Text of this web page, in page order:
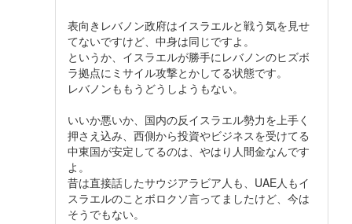
表向きレバノン政府はイスラエルと戦う気を見せ
てないですけど、中身は同じですよ。
というか、イスラエルが勝手にレバノンのヒズボ
ラ拠点にミサイル攻撃とかしてる状態です。
レバノンももうどうしようもない。
いいか悪いか、国内の反イスラエル勢力を上手く
押さえ込み、西側から投資やビジネスを受けてる
中東国が安定してるのは、やはり人間金なんです
よ。
昔は直接話したサウジアラビア人も、UAE人もイ
スラエルのことボロクソ言ってましたけど、今は
そうでもない。